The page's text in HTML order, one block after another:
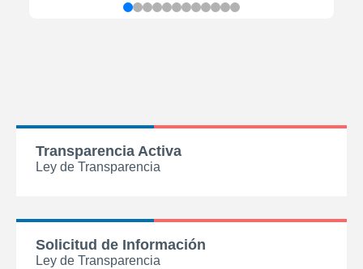
Transparencia Activa
Ley de Transparencia
Solicitud de Información
Ley de Transparencia